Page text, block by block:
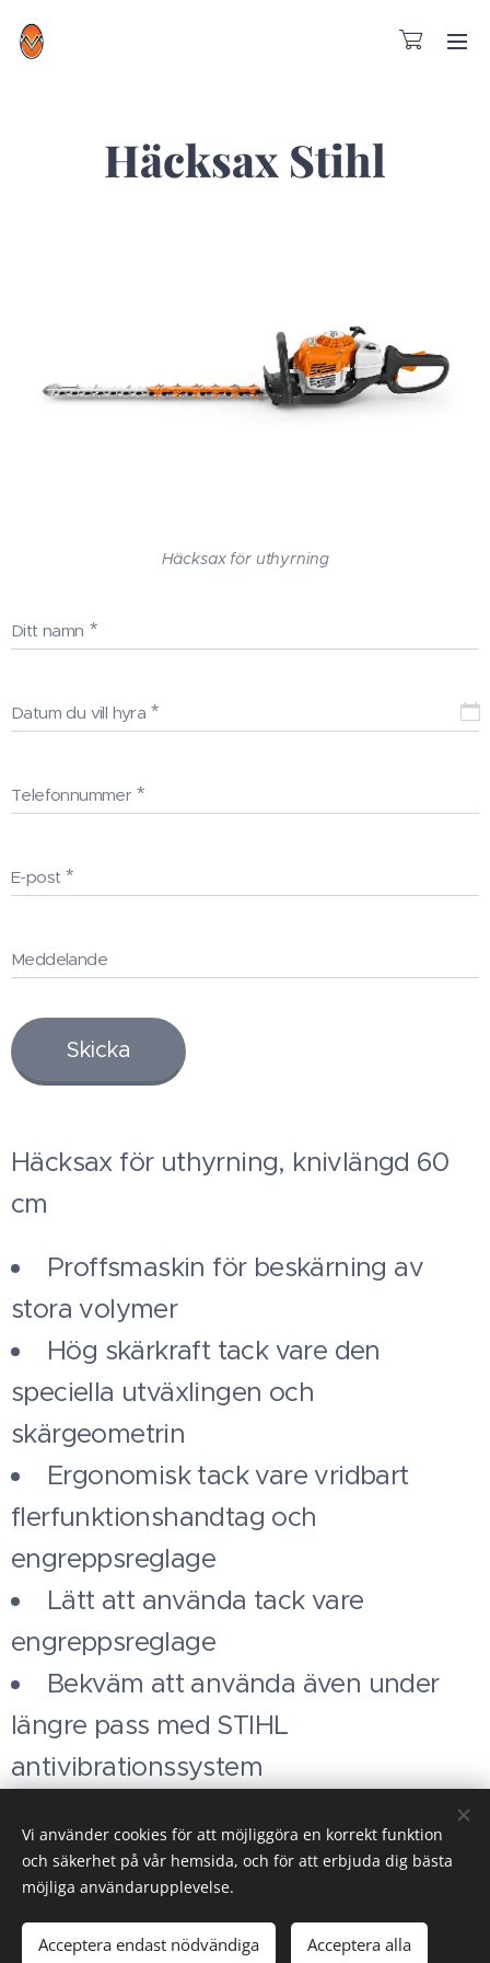
Häcksax Stihl
Häcksax för uthyrning
Ditt namn
Datum du vill hyra
Telefonnummer
E-post
Meddelande
Skicka
Häcksax för uthyrning, knivlängd 60
cm
Proffsmaskin för beskärning av
stora volymer
Hög skärkraft tack vare den
speciella utväxlingen och
skärgeometrin
Ergonomisk tack vare vridbart
flerfunktionshandtag och
engreppsreglage
Lätt att använda tack vare
engreppsreglage
Bekväm att använda även under
längre pass med STIHL
antivibrationssystem
kommer att levereras.
Cookies
Vi använder cookies för att möjliggöra en korrekt funktion
och säkerhet på vår hemsida, och för att erbjuda dig bästa
möjliga användarupplevelse.
Acceptera endast nödvändiga Acceptera alla